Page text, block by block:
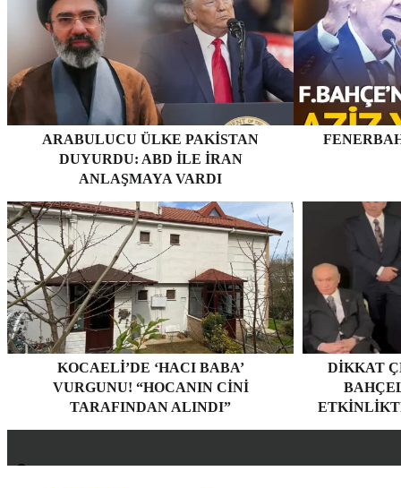
ARABULUCU ÜLKE PAKISTAN
DUYURDU: ABD ILE İRAN
ANLAŞMAYA VARDI
KOCAELI’DE ‘HACI BABA’
VURGUNU! “HOCANIN CINI
TARAFINDAN ALINDI”
DIKKAT